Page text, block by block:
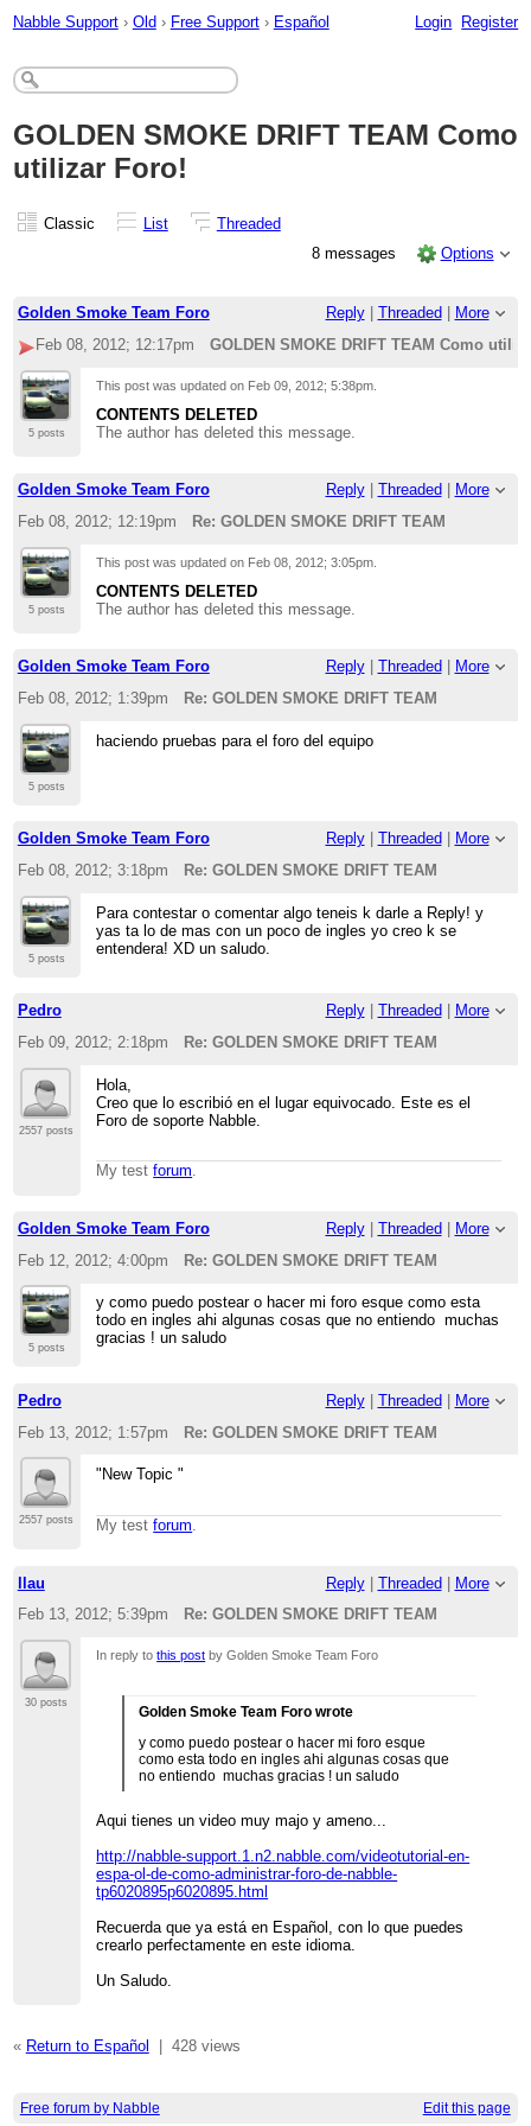
Nabble Support › Old › Free Support › Español Login Register
GOLDEN SMOKE DRIFT TEAM Como
utilizar Foro!
Classic List
Threaded
8 messages
Options
Golden Smoke Team Foro Reply| Threaded
More
Feb 08, 2012; 12:17pm
GOLDEN SMOKE DRIFT TEAM Como
5 posts
This post was updated on Feb 09, 2012; 5:38pm
CONTENTS DELETED
The author has deleted this message.
Golden Smoke Team Foro Reply| Threaded
More
Feb 08, 2012; 12:19pm
Re: GOLDEN SMOKE DRIFT TEAM
5 posts
This post was updated on Feb 08, 2012; 3:05pm
CONTENTS DELETED
The author has deleted this message.
Golden Smoke Team Foro Reply| Threaded
More
Feb 08, 2012; 1:39pm
Re: GOLDEN SMOKE DRIFT TEAM
5 posts
haciendo pruebas para el foro del equipo
Golden Smoke Team Foro Reply| Threaded
More
Feb 08, 2012; 3:18pm
Re: GOLDEN SMOKE DRIFT TEAM
5 posts
Para contestar o comentar algo teneis k darle a Reply! y
yas ta lo de mas con un poco de ingles yo creo k se
entendera! XD un saludo.
Pedro Reply| Threaded
More
Feb 09, 2012; 2:18pm
Re: GOLDEN SMOKE DRIFT TEAM
2557 posts
Hola,
Creo que lo escribió en el lugar equivocado. Este es el
Foro de soporte Nabble.
My testforum.
Golden Smoke Team Foro Reply| Threaded
More
Feb 12, 2012; 4:00pm
Re: GOLDEN SMOKE DRIFT TEAM
5 posts
y como puedo postear o hacer mi foro esque como esta
todo en ingles ahi algunas cosas que no entiendo muchas
gracias ! un saludo
Pedro Reply| Threaded | More
Feb 13, 2012; 1:57pm
Re: GOLDEN SMOKE DRIFT TEAM
2557 posts
"New Topic "
My testforum.
llau Reply| Threaded | More
Feb 13, 2012; 5:39pm
Re: GOLDEN SMOKE DRIFT TEAM
30 posts
In reply tothis post by Golden Smoke Team Foro
Golden Smoke Team Foro wrote
y como puedo postear o hacer mi foro esque
como esta todo en ingles ahi algunas cosas que
no entiendo muchas gracias ! un saludo
Aqui tienes un video muy majo y ameno...
http://nabble-support.1.n2.nabble.com/videotutorial-en-
espa-ol-de-como-administrar-foro-de-nabble-
tp6020895p6020895.html
Recuerda que ya está en Español, con lo que puedes
crearlo perfectamente en este idioma.
Un Saludo.
« Return to Español 428 views
Free forum by Nabble Edit this page